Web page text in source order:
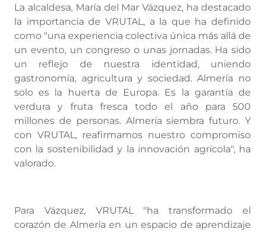
La alcaldesa, María del Mar Vázquez, ha destacado
la importancia de VRUTAL, a la que ha definido
como "una experiencia colectiva única más allá de
un evento, un congreso o unas jornadas. Ha sido
un reflejo de nuestra identidad, uniendo
gastronomía, agricultura y sociedad. Almería no
solo es la huerta de Europa. Es la garantía de
verdura y fruta fresca todo el año para 500
millones de personas. Almería siembra futuro. Y
con VRUTAL, reafirmamos nuestro compromiso
con la sostenibilidad y la innovación agrícola", ha
valorado.
Para Vázquez, VRUTAL "ha transformado el
corazón de Almería en un espacio de aprendizaje